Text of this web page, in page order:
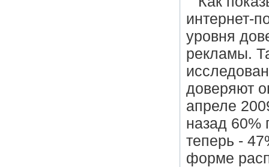
интернет-
уровня
рекламы.
доверяют
апреле
назад 60%
теперь -
форме